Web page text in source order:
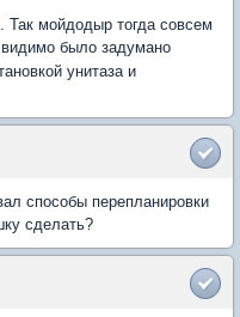
Так мойдодыр тогда совсем
видимо было задумано
унитаза и
способы перепланировки
сделать?